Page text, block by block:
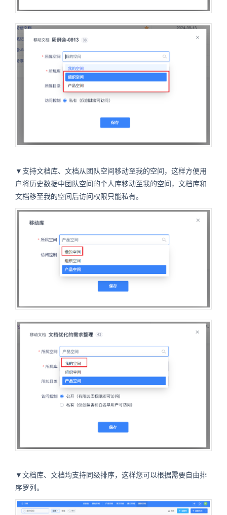
▼支持文档库、文档从团队空间移动至我的空间，这样方便用
户将历史数据中团队空间的个人库移动至我的空间，文档库和
文档移至我的空间后访问权限只能私有。
▼文档库、文档均支持同级排序，这样您可以根据需要自由排
序罗列。